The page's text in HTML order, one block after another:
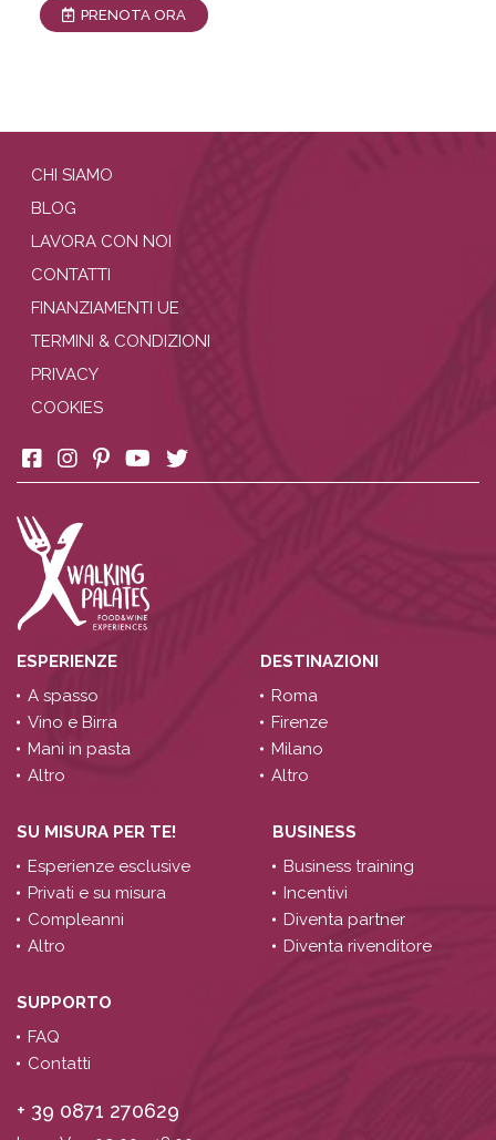
PRENOTA ORA
CHI SIAMO
BLOG
LAVORA CON NOI
CONTATTI
FINANZIAMENTI UE
TERMINI & CONDIZIONI
PRIVACY
COOKIES
ESPERIENZE
A spasso
Vino e Birra
Mani in pasta
Altro
DESTINAZIONI
Roma
Firenze
Milano
Altro
SU MISURA PER TE!
Esperienze esclusive
Privati e su misura
Compleanni
Altro
BUSINESS
Business training
Incentivi
Diventa partner
Diventa rivenditore
SUPPORTO
FAQ
Contatti
+ 39 0871 270629